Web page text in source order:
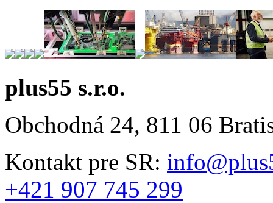
plus55 s.r.o.
Obchodná 24, 811 06
Kontakt pre SR:
+421 907 745 299